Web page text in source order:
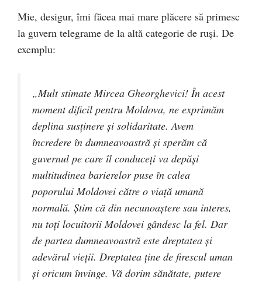
Mie, desigur, îmi făcea mai mare plăcere să primesc
la guvern telegrame de la altă categorie de ruşi. De
exemplu:
„Mult stimate Mircea Gheorghevici! În acest
moment dificil pentru Moldova, ne exprimăm
deplina susţinere şi solidaritate. Avem
încredere în dumneavoastră şi sperăm că
guvernul pe care îl conduceţi va depăşi
multitudinea barierelor puse în calea
poporului Moldovei către o viaţă umană
normală. Ştim că din necunoaştere sau interes,
nu toţi locuitorii Moldovei gândesc la fel. Dar
de partea dumneavoastră este dreptatea şi
adevărul vieţii. Dreptatea ţine de firescul uman
şi oricum învinge. Vă dorim sănătate, putere